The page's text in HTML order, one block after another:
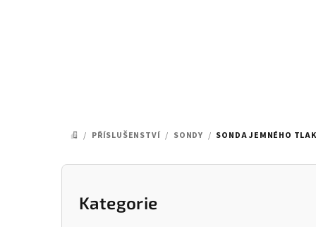
DOMŮ
/ PŘÍSLUŠENSTVÍ / SONDY / SONDA JEMNÉHO
P
Přeskočit
kategorie
Kategorie